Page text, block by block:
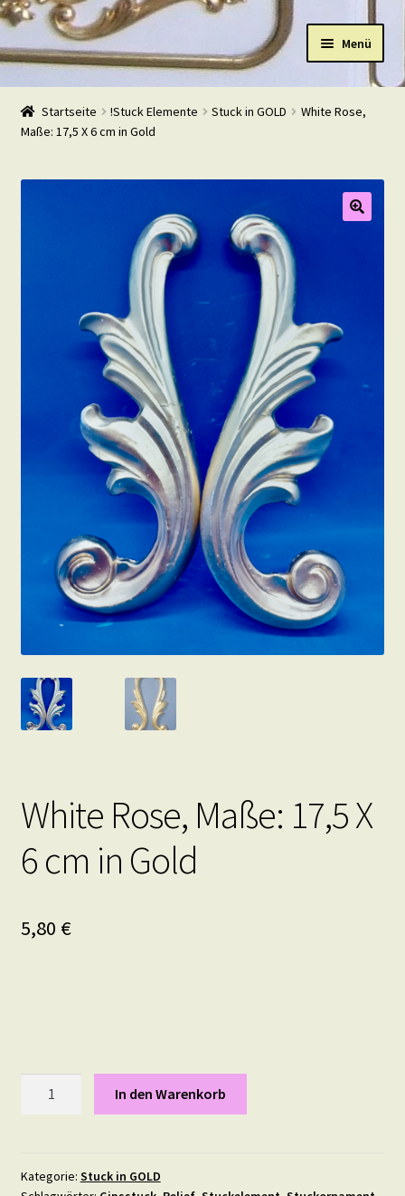
Navigation
Zum
Inhalt
Menü
Start
Shop
Warenkorb
Startseite !Stuck Elemente Stuck in GOLD
White Rose,
Maße: 17,5 X 6 cm in Gold
White Rose, Maße: 17,5 X
6 cm in Gold
5,80 €
X
In den Warenkorb
Kategorie: Stuck in GOLD